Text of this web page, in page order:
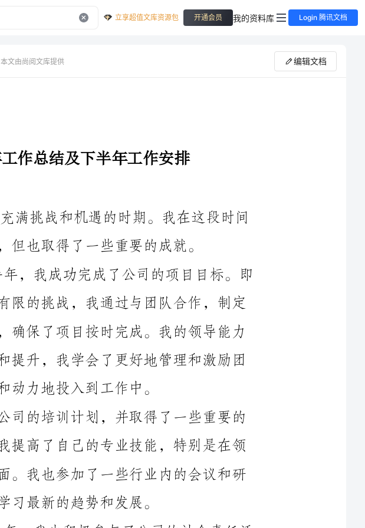
立享超值文库资源包 开通会员 我的资料库 Login 腾讯文档
本文由尚阅文库提供 编辑文档
和支持。这次活动不仅使我感到自豪，也让我更深刻地认识到公
首先，在2024年上半年，我成功完成了公司的项目目标。即
使面临着时间紧迫和资源有限的挑战，我通过与团队合作，制定
了详细的计划并严格执行，确保了项目按时完成。我的领导能力
队成员，使他们充满信心和动力地投入到工作中。
其次，我积极参与了公司的培训计划，并取得了一些重要的
证书和认可。这些培训使我提高了自己的专业技能，特别是在领
导力、沟通和项目管理方面。我也参加了一些行业内的会议和研
另外，在2024年上半年，我也积极参与了公司的社会责任活
动。我组织了一次志愿者活动，为当地的学校和养老院提供帮助